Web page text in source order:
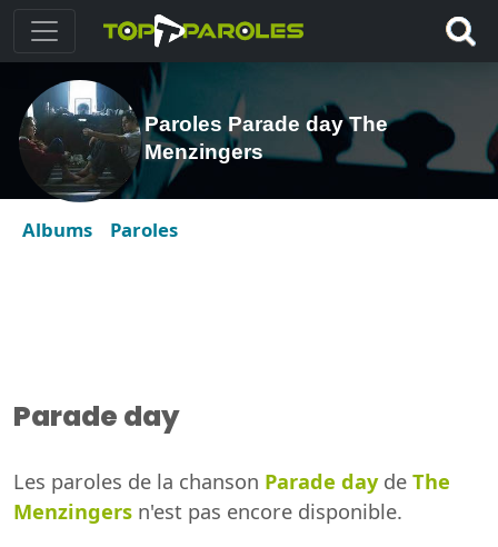
Paroles Parade day The
Menzingers
Albums Paroles
Parade day
Les paroles de la chanson Parade dayde The
Menzingers n'est pas encore disponible.